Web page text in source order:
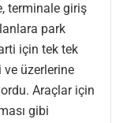
terminale giriş
park
için tek tek
ve üzerlerine
Araçlar için
gibi